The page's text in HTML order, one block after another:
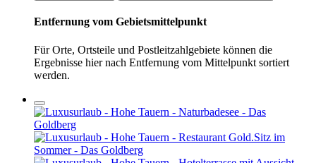
Entfernung vom Gebietsmittelpunkt
Für Orte, Ortsteile und Postleitzahlgebiete können die
Ergebnisse hier nach Entfernung vom Mittelpunkt sortiert
werden.